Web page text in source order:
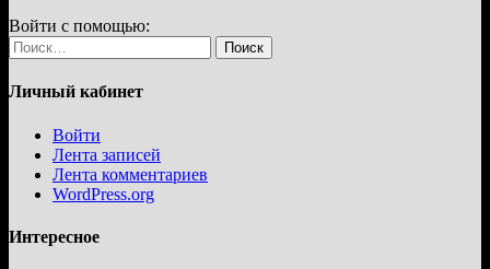
Войти с помощью:
Найти:
Личный кабинет
Войти
Лента записей
Лента комментариев
WordPress.org
Интересное